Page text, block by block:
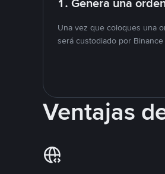
Una vez que coloques una
será custodiado por Binance
Ventajas